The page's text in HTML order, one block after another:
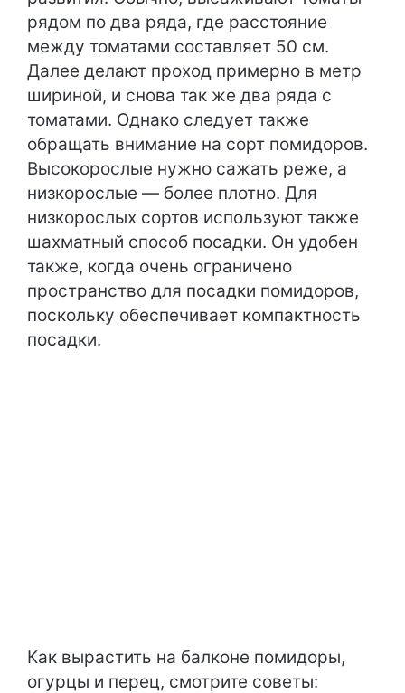
рядом по два ряда, где расстояние
между томатами составляет 50 см.
Далее делают проход примерно в метр
шириной, и снова так же два ряда с
томатами. Однако следует также
обращать внимание на сорт помидоров.
Высокорослые нужно сажать реже, а
низкорослые — более плотно. Для
низкорослых сортов используют также
шахматный способ посадки. Он удобен
также, когда очень ограничено
пространство для посадки помидоров,
поскольку обеспечивает компактность
посадки.
Как вырастить на балконе помидоры,
огурцы и перец, смотрите советы: